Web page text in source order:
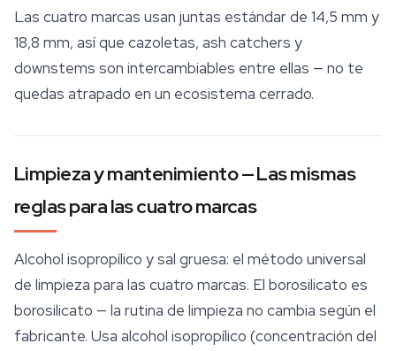
Las cuatro marcas usan juntas estándar de 14,5 mm y
18,8 mm, así que cazoletas, ash catchers y
downstems son intercambiables entre ellas — no te
quedas atrapado en un ecosistema cerrado.
Limpieza y mantenimiento — Las mismas
reglas para las cuatro marcas
Alcohol isopropílico y sal gruesa: el método universal
de limpieza para las cuatro marcas. El borosilicato es
borosilicato — la rutina de limpieza no cambia según el
fabricante. Usa alcohol isopropílico (concentración del